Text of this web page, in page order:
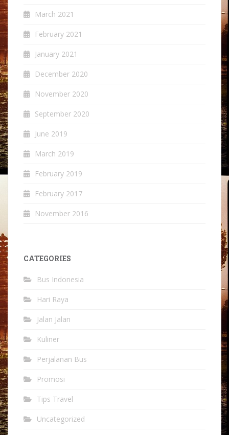
March 2021
February 2021
January 2021
December 2020
November 2020
September 2020
June 2019
March 2019
February 2019
February 2017
November 2016
CATEGORIES
Bus Indonesia
Hari Raya
Jalan Jalan
Kuliner
Perjalanan Bus
Promosi
Tips Travel
Uncategorized